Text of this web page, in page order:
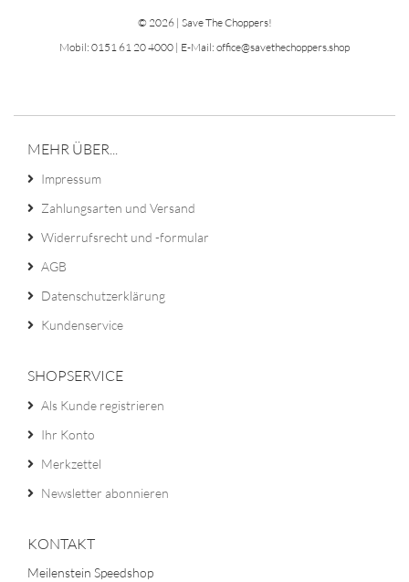
© 2026 | Save The Choppers!
Mobil: 0151 61 20 4000 | E-Mail: office@savethechoppers.shop
MEHR ÜBER...
Impressum
Zahlungsarten und Versand
Widerrufsrecht und -formular
AGB
Datenschutzerklärung
Kundenservice
SHOPSERVICE
Als Kunde registrieren
Ihr Konto
Merkzettel
Newsletter abonnieren
KONTAKT
Meilenstein Speedshop